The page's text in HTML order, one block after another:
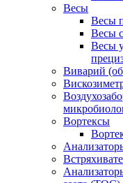
Весы
Весы
Весы
Весы
Виварий
Вортексы